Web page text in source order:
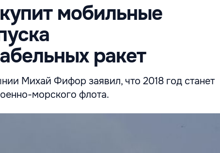
мобильные
ракет
Михай Фифор заявил, что 2018 год станет
морского флота.